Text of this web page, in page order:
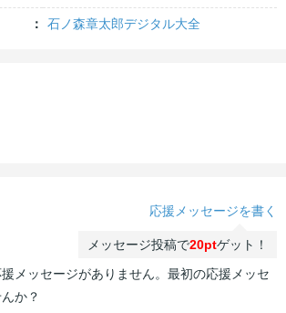
石ノ森章太郎デジタル大全
応援メッセージを書く
メッセージ投稿で20ptゲット！
メッセージがありません。最初の応援メッセ
か？